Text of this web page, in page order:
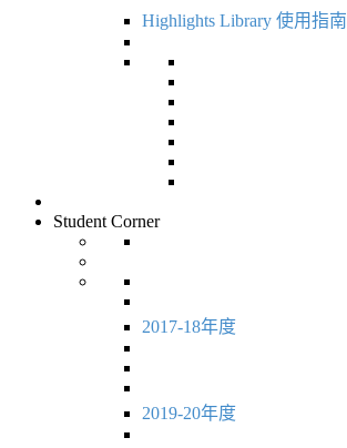
Highlights Library 使用指南
Student Corner
2017-18年度
2019-20年度